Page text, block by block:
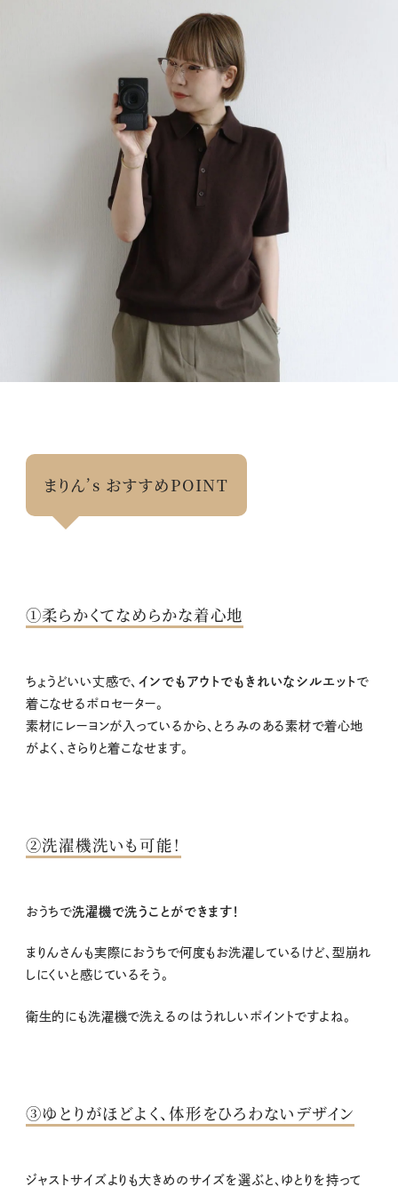
まりん’s おすすめPOINT
①柔らかくてなめらかな着心地
ちょうどいい丈感で、 インでもアウトでもきれいなシルエット で
着こなせるポロセーター。
素材に⁡レーヨンが入っているから、とろみのある素材で着心地
がよく、さらりと着こなせます。
②洗濯機洗いも可能！
おうちで洗濯機で洗うことができます！
まりんさんも実際におうちで何度もお洗濯しているけど、型崩れ
しにくいと感じているそう。
衛生的にも洗濯機で洗えるのはうれしいポイントですよね。
③ゆとりがほどよく、体形をひろわないデザイン
ジャストサイズよりも大きめのサイズを選ぶと、ゆとりを持って